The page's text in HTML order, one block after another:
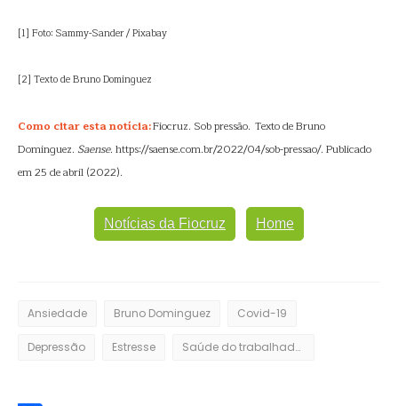
[1] Foto: Sammy-Sander / Pixabay
[2] Texto de Bruno Dominguez
Como citar esta notícia:Fiocruz. Sob pressão. Texto de Bruno
Dominguez. Saense. https://saense.com.br/2022/04/sob-pressao/. Publicado
em 25 de abril (2022).
Notícias da Fiocruz Home
Ansiedade Bruno Dominguez Covid-19
Depressão Estresse Saúde do trabalhador